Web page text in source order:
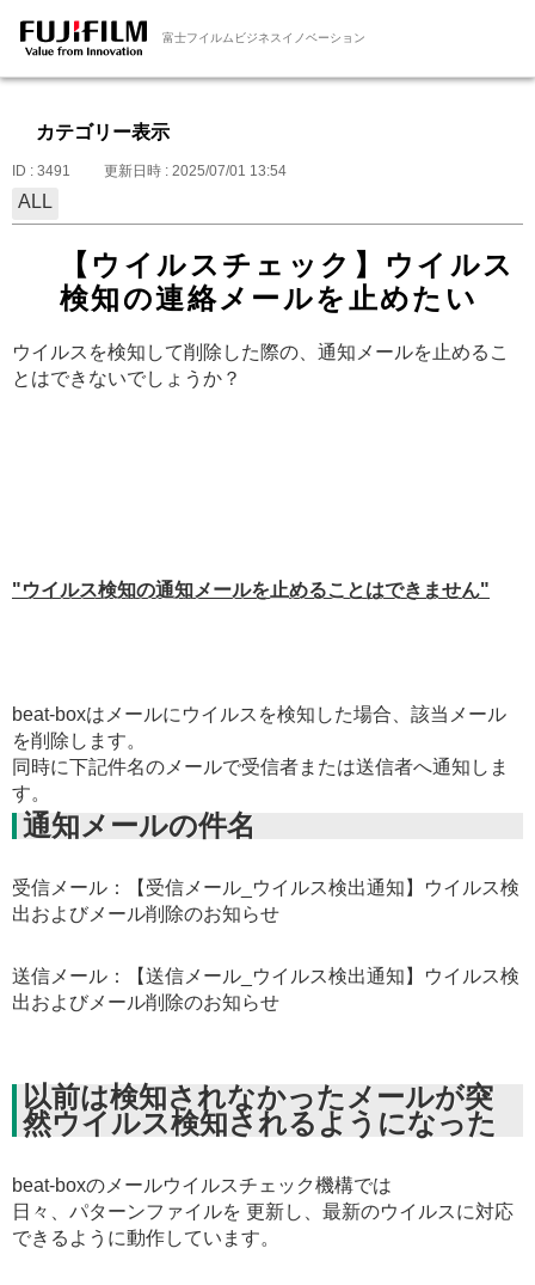
富士フイルムビジネスイノベーション
カテゴリー表示
ID : 3491 更新日時 : 2025/07/01 13:54
ALL
【ウイルスチェック】ウイルス
検知の連絡メールを止めたい
ウイルスを検知して削除した際の、通知メールを止めるこ
とはできないでしょうか？
"ウイルス検知の通知メールを止めることはできません"
beat-boxはメールにウイルスを検知した場合、該当メール
を削除します。
同時に下記件名のメールで受信者または送信者へ通知しま
す。
通知メールの件名
受信メール：【受信メール_ウイルス検出通知】ウイルス検
出およびメール削除のお知らせ
送信メール：【送信メール_ウイルス検出通知】ウイルス検
出およびメール削除のお知らせ
以前は検知されなかったメールが突
然ウイルス検知されるようになった
beat-boxのメールウイルスチェック機構では
日々、パターンファイルを 更新し、最新のウイルスに対応
できるように動作しています。